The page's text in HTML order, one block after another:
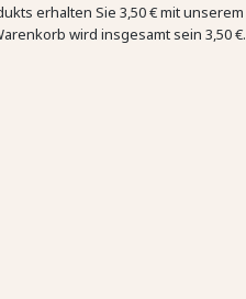
erhalten Sie3,50 €mit unserem
wird insgesamt sein3,50 €.